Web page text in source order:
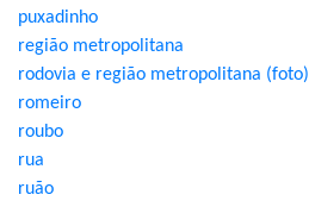
puxadinho
região metropolitana
rodovia e região metropolitana (foto)
romeiro
roubo
rua
ruão